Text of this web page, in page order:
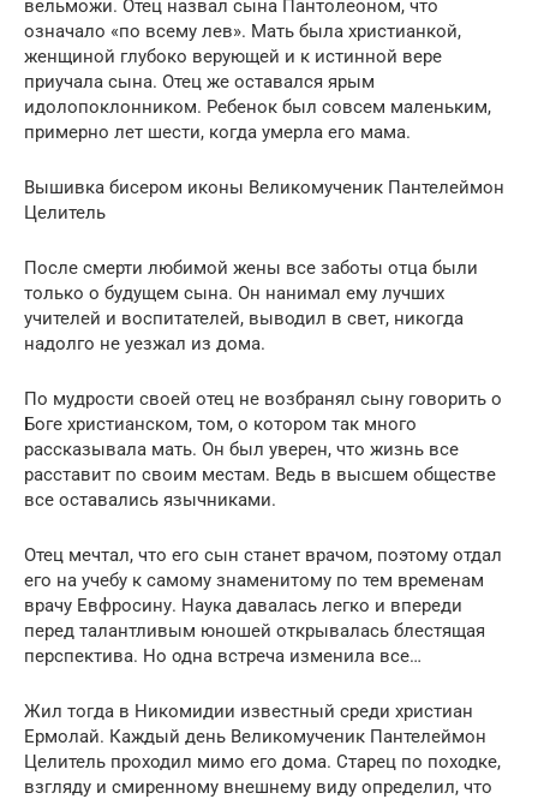
вельможи. Отец назвал сына Пантолеоном, что
означало «по всему лев». Мать была христианкой,
женщиной глубоко верующей и к истинной вере
приучала сына. Отец же оставался ярым
идолопоклонником. Ребенок был совсем маленьким,
примерно лет шести, когда умерла его мама.
Вышивка бисером иконы Великомученик Пантелеймон
Целитель
После смерти любимой жены все заботы отца были
только о будущем сына. Он нанимал ему лучших
учителей и воспитателей, выводил в свет, никогда
надолго не уезжал из дома.
По мудрости своей отец не возбранял сыну говорить о
Боге христианском, том, о котором так много
рассказывала мать. Он был уверен, что жизнь все
расставит по своим местам. Ведь в высшем обществе
все оставались язычниками.
Отец мечтал, что его сын станет врачом, поэтому отдал
его на учебу к самому знаменитому по тем временам
врачу Евфросину. Наука давалась легко и впереди
перед талантливым юношей открывалась блестящая
перспектива. Но одна встреча изменила все…
Жил тогда в Никомидии известный среди христиан
Ермолай. Каждый день Великомученик Пантелеймон
Целитель проходил мимо его дома. Старец по походке,
взгляду и смиренному внешнему виду определил, что